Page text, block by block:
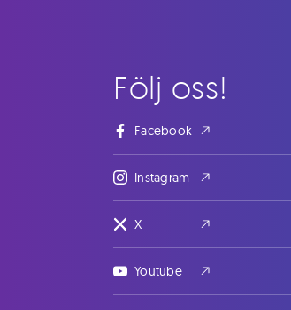
Följ oss!
Facebook
Instagram
X
Youtube